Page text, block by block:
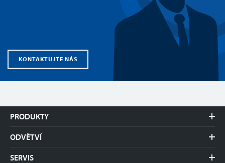
KONTAKTUJTE NÁS
PRODUKTY
Nosiče kontejnerů
Traktorové návěsy
ODVĚTVÍ
SERVIS